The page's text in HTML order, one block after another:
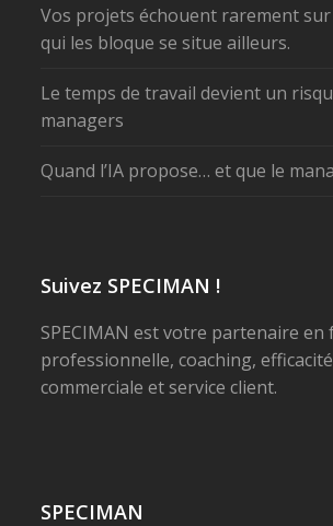
Vos projets échouent rarement sur
qui les bloque se situe ailleurs.
Le temps de travail devient un
managers
Quand l’IA propose… et que le
Suivez SPECIMAN !
SPECIMAN est votre partenaire
professionnelle, coaching,
commerciale et service client.
SPECIMAN